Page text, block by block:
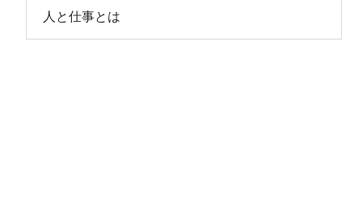
人と仕事とは